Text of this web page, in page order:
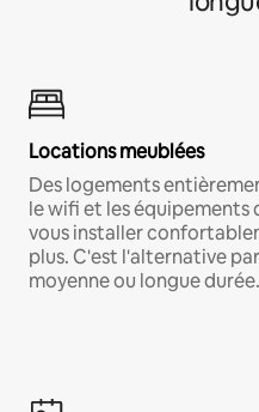
Locations meublées
Des logements
le wifi et les équipements
vous installer
plus. C'est l'alternative
moyenne ou longue durée.